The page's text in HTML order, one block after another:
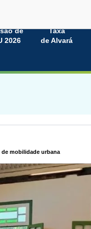
de
2026
Taxa
de Alvará
mobilidade urbana